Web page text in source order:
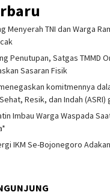
Menyerah TNI dan Warga
Penutupan, Satgas TMMD
Sasaran Fisik
komitmennya
Resik, dan Indah
Imbau Warga Waspada
IKM Se-Bojonegoro